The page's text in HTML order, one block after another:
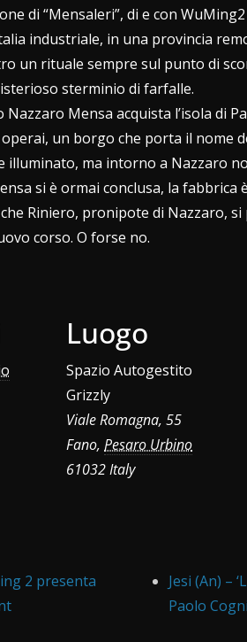
di “Mensaleri”, di e con WuMing2
industriale, in una provincia
un rituale sempre sul punto di
sterminio di farfalle.
Nazzaro Mensa acquista l’isola di
un borgo che porta il nome
ma intorno a Nazzaro
si è ormai conclusa, la
Riniero, pronipote di Nazzaro,
corso. O forse no.
Luogo
Spazio Autogestito
Grizzly
Viale Romagna, 55
Fano, Pesaro Urbino
61032Italy
2 presenta
Jesi (An) –
Paolo